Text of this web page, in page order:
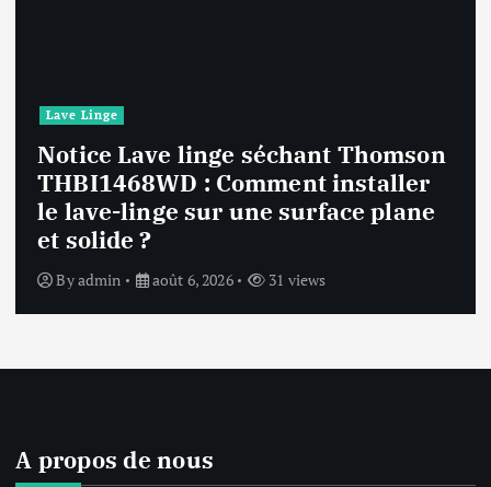
Lave Linge
Notice Lave linge F94841WH LG
F94841WH : Que faire si la machine
affiche une erreur inconnue ?
Byadmin août 6, 2026 32 views
A propos de nous